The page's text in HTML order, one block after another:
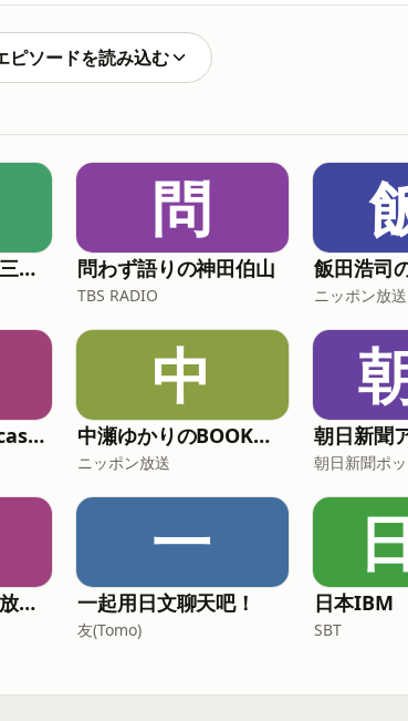
ピソードを読み込む
武田鉄矢・今朝の三枚おろし
問
問わず語りの神田伯山
TBS RADIO ニッポン放送
うそラジオ Podcast 松任谷由実はじめました
中
中瀬ゆかりのBOOKソムリエ
ニッポン放送 朝日新聞ポ
石田衣良の大人の放課後ラジオ
一
一起用日文聊天吧！
友(Tomo) SBT